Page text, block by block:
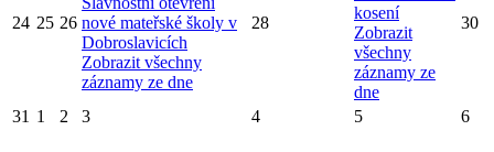
24 25 26 nové mateřské školy v
Dobroslavicích
Zobrazit všechny
záznamy ze dne
28
kosení
Zobrazit
všechny
záznamy ze
dne
30
31 1 2 3 4 5 6